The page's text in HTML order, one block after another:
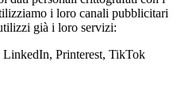
i loro canali pubblicitari
già i loro servizi:
Printerest, TikTok